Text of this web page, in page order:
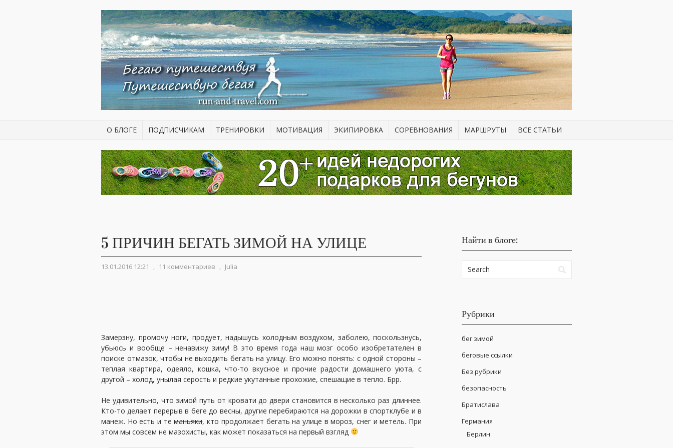
О БЛОГЕ ПОДПИСЧИКАМ ТРЕНИРОВКИ МОТИВАЦИЯ ЭКИПИРОВКА СОРЕВНОВАНИЯ МАРШРУТЫ ВСЕ СТАТЬИ
5 ПРИЧИН БЕГАТЬ ЗИМОЙ НА УЛИЦЕ
13.01.2016 12:21 , 11 комментариев , Julia
Замерзну, промочу ноги, продует, надышусь холодным воздухом, заболею, поскользнусь,
убьюсь и вообще – ненавижу зиму! В это время года наш мозг особо изобретателен в
поиске отмазок, чтобы не выходить бегать на улицу. Его можно понять: с одной стороны –
теплая квартира, одеяло, кошка, что-то вкусное и прочие радости домашнего уюта, с
другой – холод, унылая серость и редкие укутанные прохожие, спешащие в тепло. Брр.
Не удивительно, что зимой путь от кровати до двери становится в несколько раз длиннее.
Кто-то делает перерыв в беге до весны, другие перебираются на дорожки в спортклубе и в
манеж. Но есть и теманьяки, кто продолжает бегать на улице в мороз, снег и метель. При
этом мы совсем не мазохисты, как может показаться на первый взгляд
Найти в блоге:
Рубрики
бег зимой
беговые ссылки
Без рубрики
безопасность
Братислава
Германия
Берлин